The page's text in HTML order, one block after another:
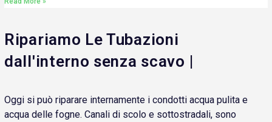
Ripariamo Le Tubazioni
dall'interno senza scavo |
Oggi si può riparare internamente i condotti acqua pulita e
acqua delle fogne. Canali di scolo e sottostradali, sono